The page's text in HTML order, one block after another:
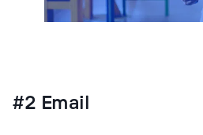
#2 Email